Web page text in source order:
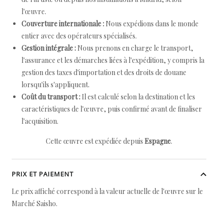
l'œuvre.
Couverture internationale : Nous expédions dans le monde
entier avec des opérateurs spécialisés.
Gestion intégrale : Nous prenons en charge le transport,
l'assurance et les démarches liées à l'expédition, y compris la
gestion des taxes d'importation et des droits de douane
lorsqu'ils s'appliquent.
Coût du transport : Il est calculé selon la destination et les
caractéristiques de l'œuvre, puis confirmé avant de finaliser
l'acquisition.
Cette œuvre est expédiée depuis Espagne.
PRIX ET PAIEMENT
Le prix affiché correspond à la valeur actuelle de l'œuvre sur le
Marché Saisho.